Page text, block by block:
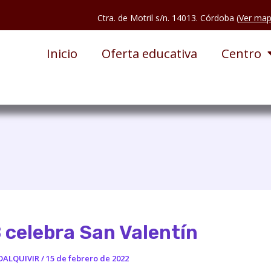
Ctra. de Motril s/n. 14013. Córdoba (Ver
Inicio Oferta educativa Centro
celebra San Valentín
/15 de febrero de 2022